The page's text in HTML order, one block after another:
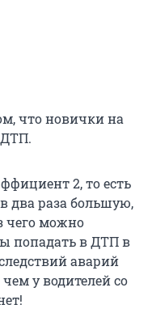
что новички на
2, то есть
два раза большую,
чего можно
попадать в ДТП в
аварий
у водителей со